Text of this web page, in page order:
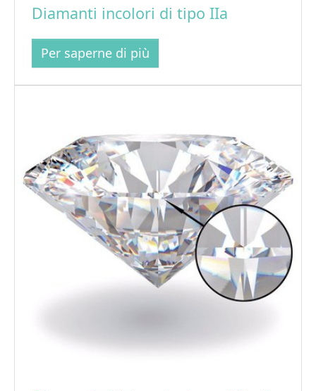
Diamanti incolori di tipo IIa
Per saperne di più